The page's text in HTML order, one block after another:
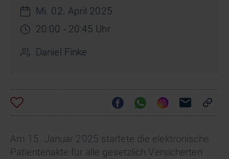
Mi. 02. April 2025
20:00 - 20:45 Uhr
Daniel Finke
Am 15. Januar 2025 startete die elektronische
Patientenakte für alle gesetzlich Versicherten